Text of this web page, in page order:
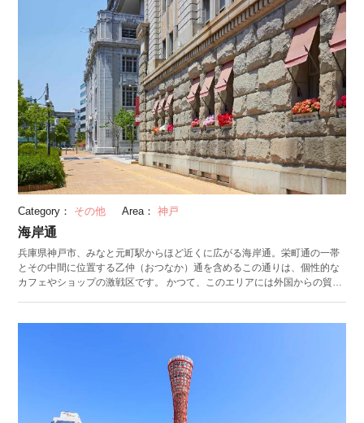
城郭は完存する石垣遺構として今も残り、現在は国史跡に登録されていま
す。 竹田城跡の見所は、なんといっても雲海。9月から11月の明け方から
午前8時頃までが雲海のシーズンとされています。竹田城跡の西にある立雲
峡が、城を正面から望める絶好のビュースポット。雲海に浮かぶ城は、一
度見たら忘れられないほど神秘的で美しい光景です。
Category： その他 Area： 神戸
海岸通
兵庫県神戸市、みなと元町駅からほど近くに広がる海岸通。栄町通の一帯
とその中間に位置する乙仲（おつなか）通を含めるこの通りは、個性的な
カフェやショップの激戦区です。 かつて、このエリアには外国からの貿易
ィンテージ家具を扱うセレクトショップや、こだわりの帽子を販売するア
は隠れ家のようなショップがあることも多いので、ぶらぶら散策しながら
お気に入りのお店を探してみるのもおすすめです。